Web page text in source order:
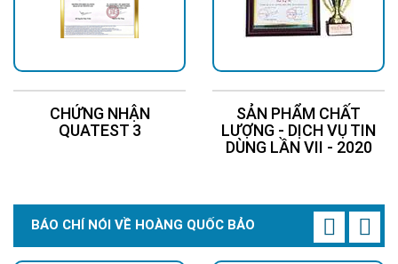
CHỨNG NHẬN
QUATEST 3
SẢN PHẨM CHẤT
LƯỢNG - DỊCH VỤ TIN
DÙNG LẦN VII - 2020
BÁO CHÍ NÓI VỀ HOÀNG QUỐC BẢO